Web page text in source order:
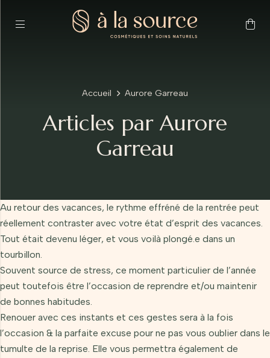
Accueil Aurore Garreau
Articles par Aurore
Garreau
Au retour des vacances, le rythme effréné de la rentrée peut
réellement contraster avec votre état d’esprit des vacances.
Tout était devenu léger, et vous voilà plongé.e dans un
tourbillon.
Souvent source de stress, ce moment particulier de l’année
peut toutefois être l’occasion de reprendre et/ou maintenir
de bonnes habitudes.
Renouer avec ces instants et ces gestes sera à la fois
l’occasion & la parfaite excuse pour ne pas vous oublier dans le
tumulte de la reprise. Elle vous permettra également de